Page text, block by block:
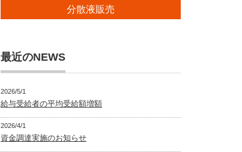
分散液販売
最近のNEWS
2026/5/1
給与受給者の平均受給額増額
2026/4/1
資金調達実施のお知らせ